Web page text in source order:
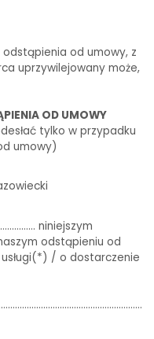
odstąpienia od umowy, z
uprzywilejowany może,
OD UMOWY
tylko w przypadku
umowy)
niniejszym
odstąpieniu od
/ o dostarczenie